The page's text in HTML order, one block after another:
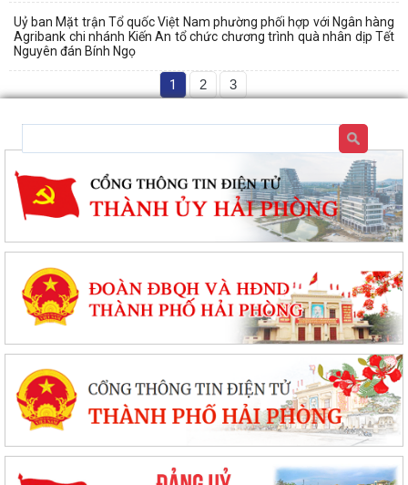
Uỷ ban Mặt trận Tổ quốc Việt Nam phường phối hợp với Ngân hàng
Agribank chi nhánh Kiến An tổ chức chương trình quà nhân dịp Tết
Nguyên đán Bính Ngọ
1 2 3